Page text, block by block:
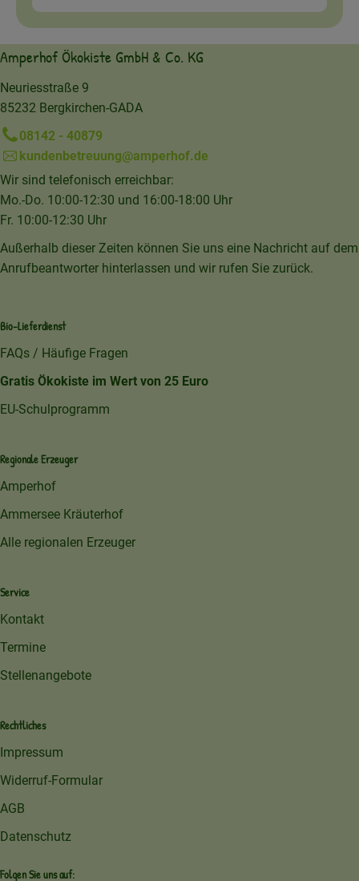
Amperhof Ökokiste GmbH & Co. KG
Neuriesstraße 9
85232 Bergkirchen-GADA
08142 - 40879
kundenbetreuung@amperhof.de
Wir sind telefonisch erreichbar:
Mo.-Do. 10:00-12:30 und 16:00-18:00 Uhr
Fr. 10:00-12:30 Uhr
Außerhalb dieser Zeiten können Sie uns eine Nachricht auf dem
Anrufbeantworter hinterlassen und wir rufen Sie zurück.
Bio-Lieferdienst
FAQs / Häufige Fragen
Gratis Ökokiste im Wert von 25 Euro
EU-Schulprogramm
Regionale Erzeuger
Amperhof
Ammersee Kräuterhof
Alle regionalen Erzeuger
Service
Kontakt
Termine
Stellenangebote
Rechtliches
Impressum
Widerruf-Formular
AGB
Datenschutz
Folgen Sie uns auf: